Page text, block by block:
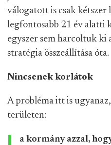
válogatott is csak kétszer
legfontosabb 21 év alatti
egyszer sem harcoltuk ki
stratégia összeállítása óta.
Nincsenek korlátok
A probléma itt is
területen:
a kormány azzal,